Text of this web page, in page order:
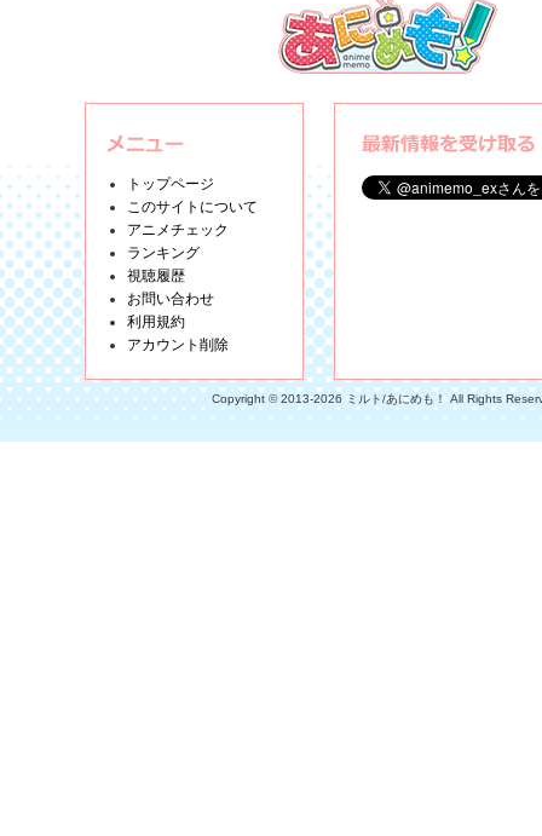
トップページ
このサイトについて
アニメチェック
ランキング
視聴履歴
お問い合わせ
利用規約
アカウント削除
Copyright © 2013-2026 ミルト/あにめも！ All Rights